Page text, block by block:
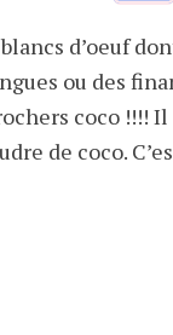
d’oeuf
ou des
coco !!!!
de coco.